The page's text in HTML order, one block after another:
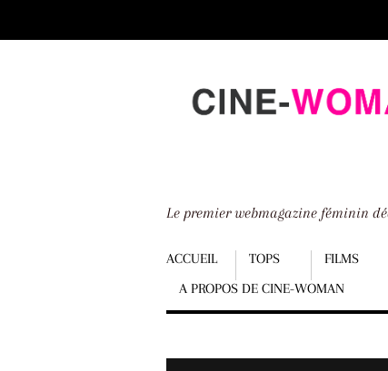
down
Le premier webmagazine féminin
Menu
ACCUEIL TOPS FILMS
A PROPOS DE CINE-WOMAN
Scroll
to